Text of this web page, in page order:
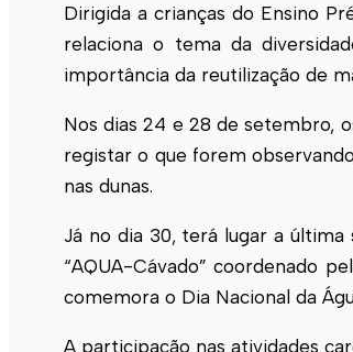
Dirigida a crianças do Ensino
relaciona o tema da
importância da reutilização de
Nos dias 24 e 28 de setembro,
registar o que forem
nas dunas.
Já no dia 30, terá lugar a última
“AQUA-Cávado” coordenado
comemora o Dia Nacional da
A participação nas atividades